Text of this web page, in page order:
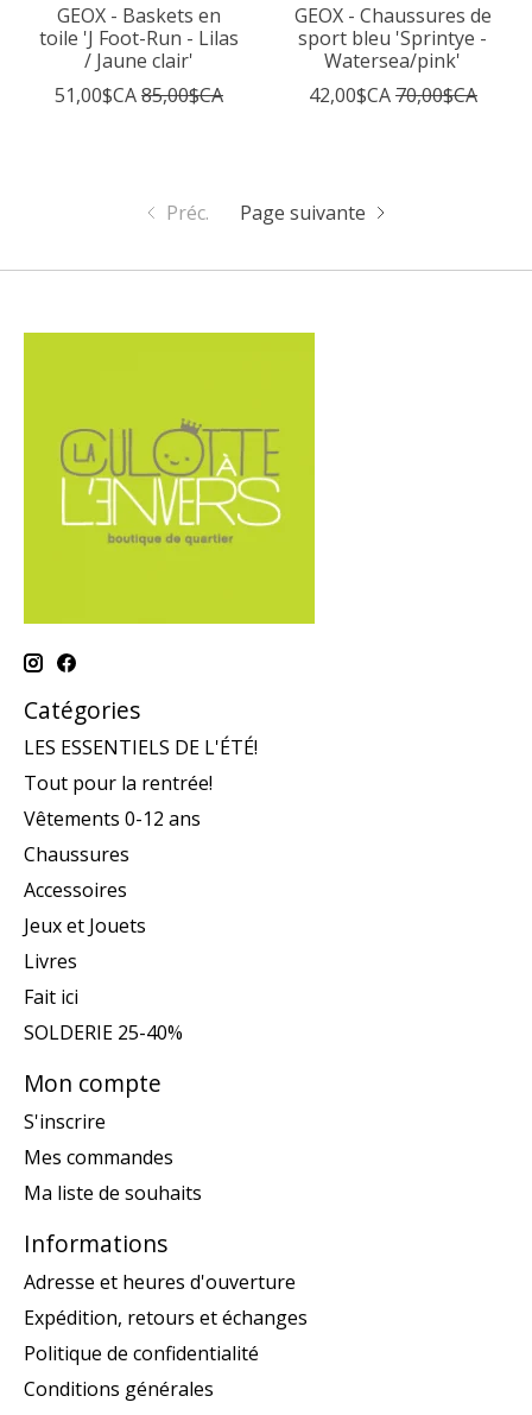
GEOX - Baskets en
toile 'J Foot-Run - Lilas
/ Jaune clair'
51,00$CA85,00$CA
GEOX - Chaussures de
sport bleu 'Sprintye -
Watersea/pink'
42,00$CA70,00$CA
Préc. Page suivante
Catégories
LES ESSENTIELS DE L'ÉTÉ!
Tout pour la rentrée!
Vêtements 0-12 ans
Chaussures
Accessoires
Jeux et Jouets
Livres
Fait ici
SOLDERIE 25-40%
Mon compte
S'inscrire
Mes commandes
Ma liste de souhaits
Informations
Adresse et heures d'ouverture
Expédition, retours et échanges
Politique de confidentialité
Conditions générales